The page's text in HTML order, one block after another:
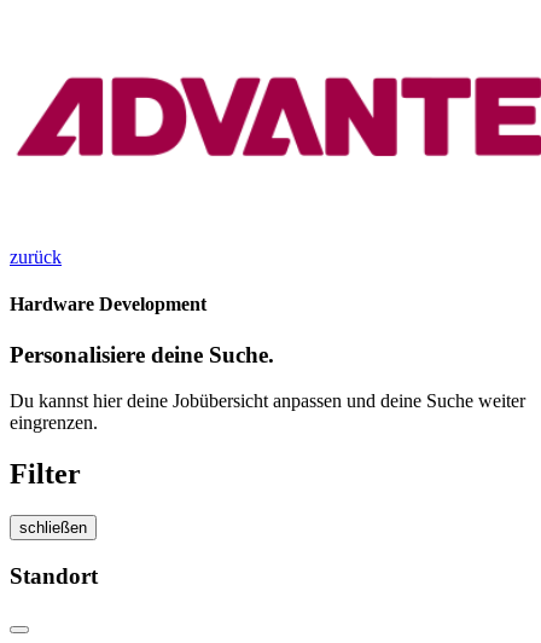
zurück
Hardware Development
Personalisiere deine Suche.
Du kannst hier deine Jobübersicht anpassen und deine Suche weiter
eingrenzen.
Filter
schließen
Standort